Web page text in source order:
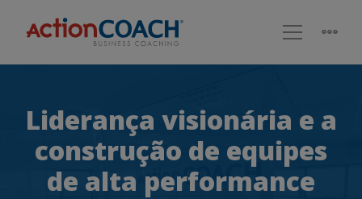
Liderança visionária e a
construção de equipes
de alta performance